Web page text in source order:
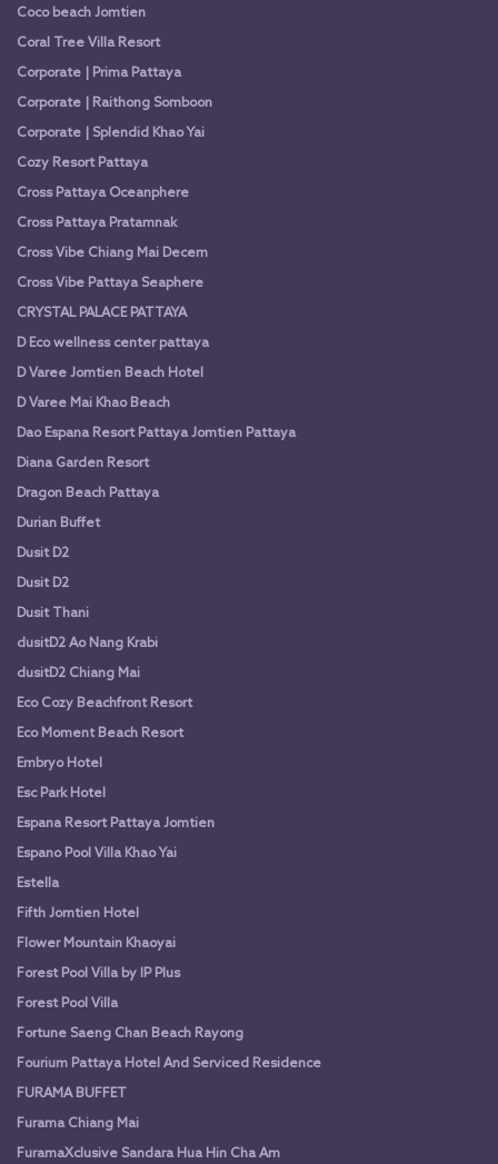
Coco beach Jomtien
Coral Tree Villa Resort
Corporate | Prima Pattaya
Corporate | Raithong Somboon
Corporate | Splendid Khao Yai
Cozy Resort Pattaya
Cross Pattaya Oceanphere
Cross Pattaya Pratamnak
Cross Vibe Chiang Mai Decem
Cross Vibe Pattaya Seaphere
CRYSTAL PALACE PATTAYA
D Eco wellness center pattaya
D Varee Jomtien Beach Hotel
D Varee Mai Khao Beach
Dao Espana Resort Pattaya Jomtien Pattaya
Diana Garden Resort
Dragon Beach Pattaya
Durian Buffet
Dusit D2
Dusit D2
Dusit Thani
dusitD2 Ao Nang Krabi
dusitD2 Chiang Mai
Eco Cozy Beachfront Resort
Eco Moment Beach Resort
Embryo Hotel
Esc Park Hotel
Espana Resort Pattaya Jomtien
Espano Pool Villa Khao Yai
Estella
Fifth Jomtien Hotel
Flower Mountain Khaoyai
Forest Pool Villa by IP Plus
Forest Pool Villa
Fortune Saeng Chan Beach Rayong
Fourium Pattaya Hotel And Serviced Residence
FURAMA BUFFET
Furama Chiang Mai
FuramaXclusive Sandara Hua Hin Cha Am